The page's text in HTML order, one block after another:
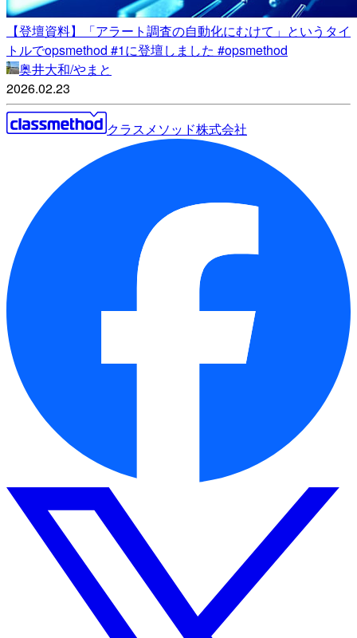
【登壇資料】「アラート調査の自動化にむけて」というタイ
トルでopsmethod #1に登壇しました #opsmethod
奥井大和/やまと
2026.02.23
クラスメソッド株式会社